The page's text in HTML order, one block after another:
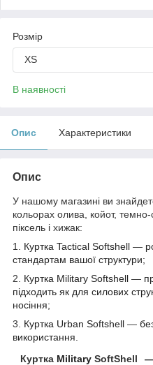
Розмір
XS
В наявності
Опис Характеристики
Опис
У нашому магазині ви
кольорах олива, койот, темно-
піксель і хижак:
1. Куртка Tactical Softshell —
стандартам вашої структури;
2. Куртка Military Softshell —
підходить як для силових
носіння;
3. Куртка Urban Softshell —
використання.
Куртка Military SoftShell
—